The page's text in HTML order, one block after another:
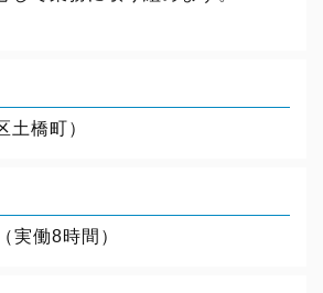
土橋町）
実働8時間）